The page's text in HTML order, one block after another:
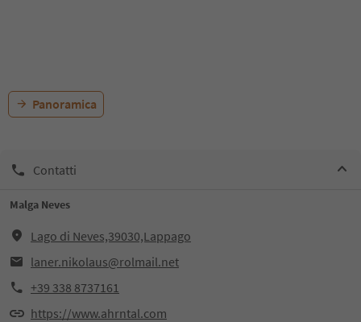
Panoramica
Contatti
Malga Neves
Lago di Neves,39030,Lappago
laner.nikolaus@rolmail.net
+39 338 8737161
https://www.ahrntal.com